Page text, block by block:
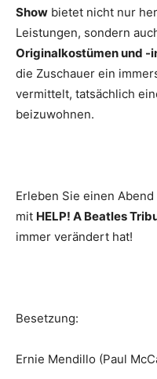
Show bietet nicht nur
Leistungen, sondern
Originalkostümen und -
die Zuschauer ein
vermittelt, tatsächlich
beizuwohnen.
Erleben Sie einen
mit HELP! A Beatles
immer verändert hat!
Besetzung:
Ernie Mendillo (Paul